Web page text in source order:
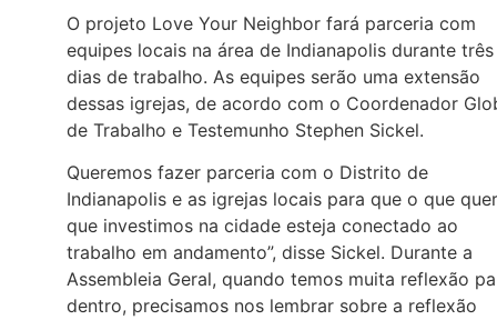
O projeto Love Your Neighbor fará parceria com
equipes locais na área de Indianapolis durante três
dias de trabalho. As equipes serão uma extensão
dessas igrejas, de acordo com o Coordenador
de Trabalho e Testemunho Stephen Sickel.
Queremos fazer parceria com o Distrito de
Indianapolis e as igrejas locais para que o que quer
que investimos na cidade esteja conectado ao
trabalho em andamento”, disse Sickel. Durante a
Assembleia Geral, quando temos muita reflexão
dentro, precisamos nos lembrar sobre a reflexão